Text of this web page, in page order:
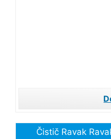
Čistič Ravak